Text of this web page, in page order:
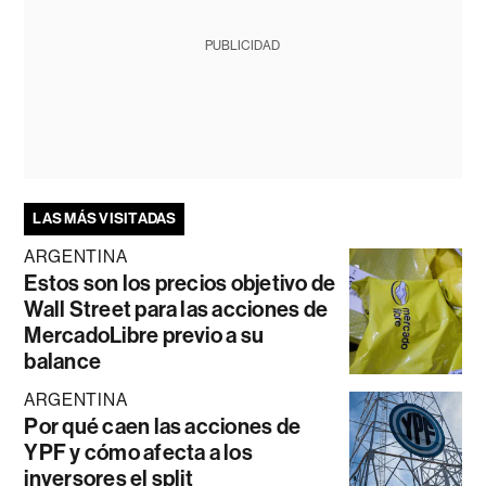
PUBLICIDAD
LAS MÁS VISITADAS
ARGENTINA
Estos son los precios objetivo de
Wall Street para las acciones de
MercadoLibre previo a su
balance
ARGENTINA
Por qué caen las acciones de
YPF y cómo afecta a los
inversores el split